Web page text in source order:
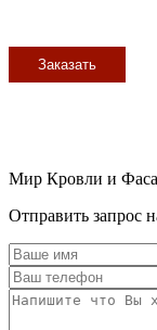
Заказать
Мир Кровли и
Прокрутить
Отправить запрос